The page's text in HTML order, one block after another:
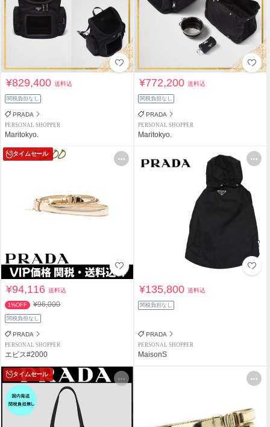
¥829,400送料込
関税負担なし
PRADA
PERSONAL SHOPPER
Maritokyo.
¥772,200送料込
関税負担なし
PRADA
PERSONAL SHOPPER
Maritokyo.
タイムセール
¥94,116送料込
1%OFF ¥96,000
関税負担なし
PRADA
PERSONAL SHOPPER
エビス#2000
¥135,800送料込
関税負担なし
PRADA
PERSONAL SHOPPER
MaisonS
タイムセール